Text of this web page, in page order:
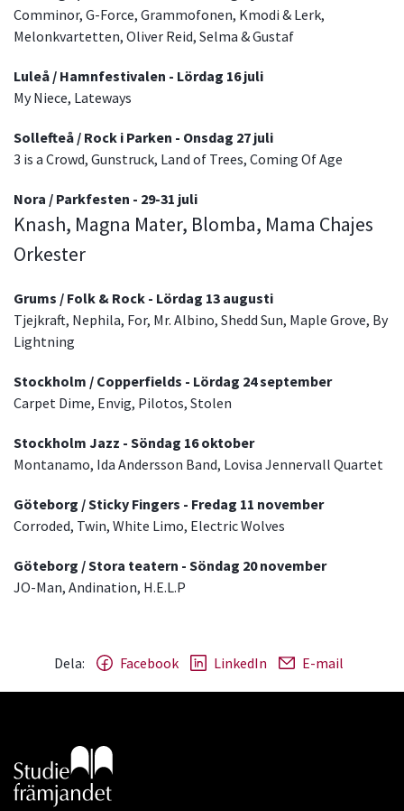
Comminor, G-Force, Grammofonen, Kmodi & Lerk,
Melonkvartetten, Oliver Reid, Selma & Gustaf
Luleå / Hamnfestivalen - Lördag 16 juli
My Niece, Lateways
Sollefteå / Rock i Parken - Onsdag 27 juli
3 is a Crowd, Gunstruck, Land of Trees, Coming Of Age
Nora / Parkfesten - 29-31 juli
Knash, Magna Mater, Blomba, Mama Chajes
Orkester
Grums / Folk & Rock - Lördag 13 augusti
Tjejkraft, Nephila, For, Mr. Albino, Shedd Sun, Maple Grove, By
Lightning
Stockholm / Copperfields - Lördag 24 september
Carpet Dime, Envig, Pilotos, Stolen
Stockholm Jazz - Söndag 16 oktober
Montanamo, Ida Andersson Band, Lovisa Jennervall Quartet
Göteborg / Sticky Fingers - Fredag 11 november
Corroded, Twin, White Limo, Electric Wolves
Göteborg / Stora teatern - Söndag 20 november
JO-Man, Andination, H.E.L.P
Dela: Facebook LinkedIn E-mail
Gå till studiefrämjandets startsida